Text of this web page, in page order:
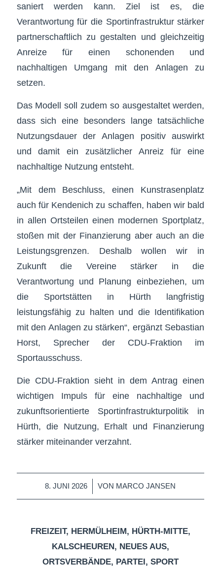
saniert werden kann. Ziel ist es, die
Verantwortung für die Sportinfrastruktur stärker
partnerschaftlich zu gestalten und gleichzeitig
Anreize für einen schonenden und
nachhaltigen Umgang mit den Anlagen zu
setzen.
Das Modell soll zudem so ausgestaltet werden,
dass sich eine besonders lange tatsächliche
Nutzungsdauer der Anlagen positiv auswirkt
und damit ein zusätzlicher Anreiz für eine
nachhaltige Nutzung entsteht.
„Mit dem Beschluss, einen Kunstrasenplatz
auch für Kendenich zu schaffen, haben wir bald
in allen Ortsteilen einen modernen Sportplatz,
stoßen mit der Finanzierung aber auch an die
Leistungsgrenzen. Deshalb wollen wir in
Zukunft die Vereine stärker in die
Verantwortung und Planung einbeziehen, um
die Sportstätten in Hürth langfristig
leistungsfähig zu halten und die Identifikation
mit den Anlagen zu stärken“, ergänzt Sebastian
Horst, Sprecher der CDU-Fraktion im
Sportausschuss.
Die CDU-Fraktion sieht in dem Antrag einen
wichtigen Impuls für eine nachhaltige und
zukunftsorientierte Sportinfrastrukturpolitik in
Hürth, die Nutzung, Erhalt und Finanzierung
stärker miteinander verzahnt.
8. JUNI 2026
/ VON MARCO JANSEN
FREIZEIT, HERMÜLHEIM, HÜRTH-MITTE,
KALSCHEUREN, NEUES AUS,
ORTSVERBÄNDE, PARTEI, SPORT